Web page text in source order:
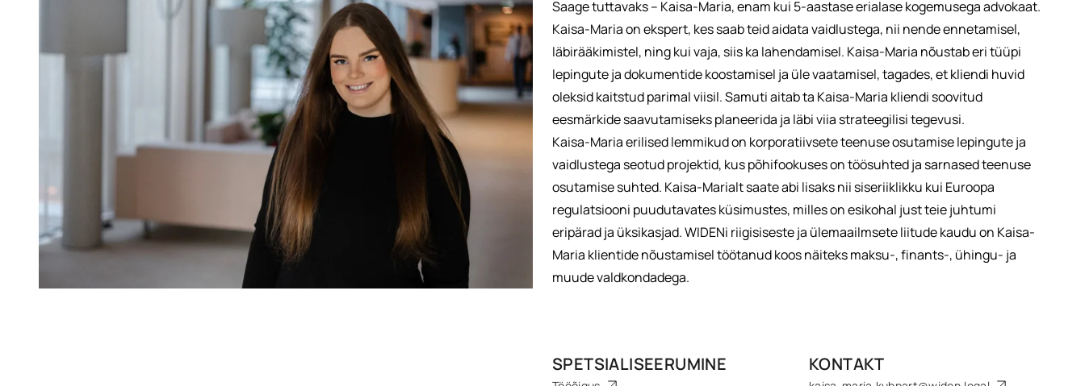
Saage tuttavaks – Kaisa-Maria, enam kui 5-aastase erialase kogemusega advokaat.
Kaisa-Maria on ekspert, kes saab teid aidata vaidlustega, nii nende ennetamisel,
läbirääkimistel, ning kui vaja, siis ka lahendamisel. Kaisa-Maria nõustab eri tüüpi
lepingute ja dokumentide koostamisel ja üle vaatamisel, tagades, et kliendi huvid
oleksid kaitstud parimal viisil. Samuti aitab ta Kaisa-Maria kliendi soovitud
eesmärkide saavutamiseks planeerida ja läbi viia strateegilisi tegevusi.
Kaisa-Maria erilised lemmikud on korporatiivsete teenuse osutamise lepingute ja
vaidlustega seotud projektid, kus põhifookuses on töösuhted ja sarnased teenuse
osutamise suhted. Kaisa-Marialt saate abi lisaks nii siseriiklikku kui Euroopa
regulatsiooni puudutavates küsimustes, milles on esikohal just teie juhtumi
eripärad ja üksikasjad. WIDENi riigisiseste ja ülemaailmsete liitude kaudu on Kaisa-
Maria klientide nõustamisel töötanud koos näiteks maksu-, finants-, ühingu- ja
muude valdkondadega.
SPETSIALISEERUMINE KONTAKT